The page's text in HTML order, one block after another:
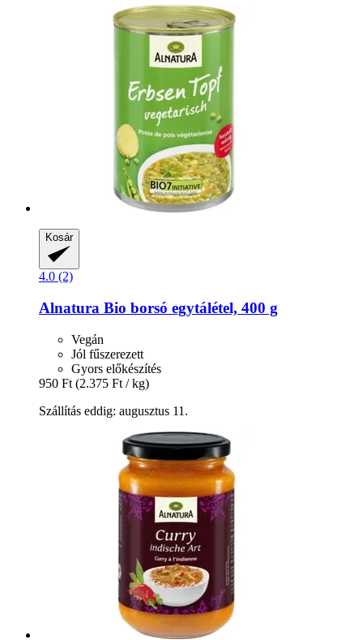
Kosár
4.0 (2)
Alnatura Bio borsó egytálétel, 400 g
Vegán
Jól fűszerezett
Gyors előkészítés
950 Ft (2.375 Ft / kg)
Szállítás eddig: augusztus 11.